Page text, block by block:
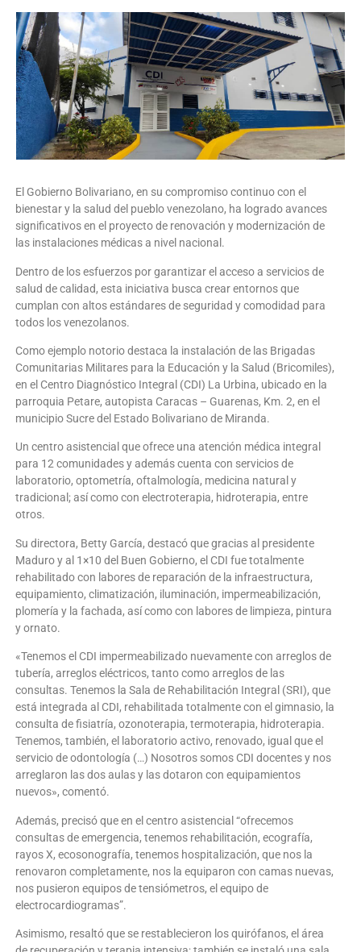
El Gobierno Bolivariano, en su compromiso continuo con el
bienestar y la salud del pueblo venezolano, ha logrado avances
significativos en el proyecto de renovación y modernización de
las instalaciones médicas a nivel nacional.
Dentro de los esfuerzos por garantizar el acceso a servicios de
salud de calidad, esta iniciativa busca crear entornos que
cumplan con altos estándares de seguridad y comodidad para
todos los venezolanos.
Como ejemplo notorio destaca la instalación de las Brigadas
Comunitarias Militares para la Educación y la Salud (Bricomiles),
en el Centro Diagnóstico Integral (CDI) La Urbina, ubicado en la
parroquia Petare, autopista Caracas – Guarenas, Km. 2, en el
municipio Sucre del Estado Bolivariano de Miranda.
Un centro asistencial que ofrece una atención médica integral
para 12 comunidades y además cuenta con servicios de
laboratorio, optometría, oftalmología, medicina natural y
tradicional; así como con electroterapia, hidroterapia, entre
otros.
Su directora, Betty García, destacó que gracias al presidente
Maduro y al 1×10 del Buen Gobierno, el CDI fue totalmente
rehabilitado con labores de reparación de la infraestructura,
equipamiento, climatización, iluminación, impermeabilización,
plomería y la fachada, así como con labores de limpieza, pintura
y ornato.
«Tenemos el CDI impermeabilizado nuevamente con arreglos de
tubería, arreglos eléctricos, tanto como arreglos de las
consultas. Tenemos la Sala de Rehabilitación Integral (SRI), que
está integrada al CDI, rehabilitada totalmente con el gimnasio, la
consulta de fisiatría, ozonoterapia, termoterapia, hidroterapia.
Tenemos, también, el laboratorio activo, renovado, igual que el
servicio de odontología (…) Nosotros somos CDI docentes y nos
arreglaron las dos aulas y las dotaron con equipamientos
nuevos», comentó.
Además, precisó que en el centro asistencial “ofrecemos
consultas de emergencia, tenemos rehabilitación, ecografía,
rayos X, ecosonografía, tenemos hospitalización, que nos la
renovaron completamente, nos la equiparon con camas nuevas,
nos pusieron equipos de tensiómetros, el equipo de
electrocardiogramas”.
Asimismo, resaltó que se restablecieron los quirófanos, el área